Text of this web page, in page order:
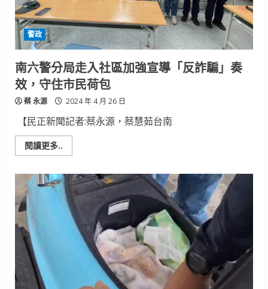
警政
南六警分局走入社區加強宣導「反詐騙」奏
效，守住市民荷包
蔡 永源 2024 年 4 月 26 日
【民正新聞記者:蔡永源，蔡慧茹台南
閱讀更多..
more
六
警
分
局
走